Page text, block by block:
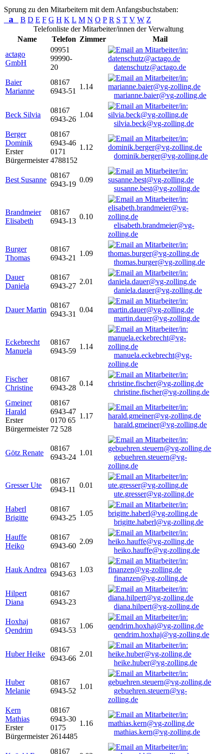
Sprung zu den Mitarbeitern mit dem Anfangsbuchstaben:
a B D E F G H K L M N O P R S T V W Z
Telefonliste der Mitarbeiter/innen der Verwaltung
Name
Telefon Zimmer
Mail
actago
GmbH
09951
99990-
20
datenschutz@actago.de
Baier
Marianne
08167
6943-51
1.14
marianne.baier@vg-zolling.de
Beck Silvia
08167
6943-26
1.04
silvia.beck@vg-zolling.de
Berger
Dominik
Erster
Bürgermeister
08167
6943-46
0171
4788152
1.12
dominik.berger@vg-zolling.de
Best Susanne
08167
6943-19
0.09
susanne.best@vg-zolling.de
Brandmeier
Elisabeth
08167
6943-13
0.10
elisabeth.brandmeier@vg-
zolling.de
Burger
Thomas
08167
6943-21
1.09
thomas.burger@vg-zolling.de
Dauer
Daniela
08167
6943-27
2.01
daniela.dauer@vg-zolling.de
Dauer Martin
08167
6943-31
0.04
martin.dauer@vg-zolling.de
Eckebrecht
Manuela
08167
6943-59
1.14
manuela.eckebrecht@vg-
zolling.de
Fischer
Christine
08167
6943-28
0.14
christine.fischer@vg-zolling.de
Gmeiner
Harald
Erster
Bürgermeister
08167
6943-47
0170 65
72 528
1.17
harald.gmeiner@vg-zolling.de
Götz Renate
08167
6943-24
1.01
gebuehren.steuern@vg-
zolling.de
Gresser Ute
08167
6943-11
0.01
ute.gresser@vg-zolling.de
Haberl
Brigitte
08167
6943-25
1.05
brigitte.haberl@vg-zolling.de
Hauffe
Heiko
08167
6943-60
2.09
heiko.hauffe@vg-zolling.de
Hauk Andrea
08167
6943-63
1.03
finanzen@vg-zolling.de
Hilpert
Diana
08167
6943-23
diana.hilpert@vg-zolling.de
Hoxhaj
Qendrim
08167
6943-53
1.06
qendrim.hoxhaj@vg-zolling.de
Huber Heike
08167
6943-66
2.01
heike.huber@vg-zolling.de
Huber
Melanie
08167
6943-52
1.01
gebuehren.steuern@vg-
zolling.de
Kern
Mathias
Erster
Bürgermeister
08167
6943-30
0175
2614485
1.16
mathias.kern@vg-zolling.de
08167